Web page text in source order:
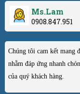
Ms.Lam
0908.847.951
Chúng tôi cam kết mang
nhằm đáp ứng nhanh
của quý khách hàng.